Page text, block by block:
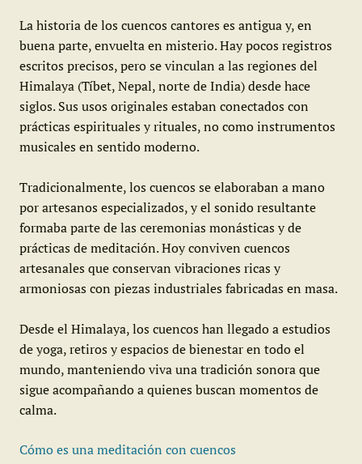
La historia de los cuencos cantores es antigua y, en
buena parte, envuelta en misterio. Hay pocos registros
escritos precisos, pero se vinculan a las regiones del
Himalaya (Tíbet, Nepal, norte de India) desde hace
siglos. Sus usos originales estaban conectados con
prácticas espirituales y rituales, no como instrumentos
musicales en sentido moderno.
Tradicionalmente, los cuencos se elaboraban a mano
por artesanos especializados, y el sonido resultante
formaba parte de las ceremonias monásticas y de
prácticas de meditación. Hoy conviven cuencos
artesanales que conservan vibraciones ricas y
armoniosas con piezas industriales fabricadas en masa.
Desde el Himalaya, los cuencos han llegado a estudios
de yoga, retiros y espacios de bienestar en todo el
mundo, manteniendo viva una tradición sonora que
sigue acompañando a quienes buscan momentos de
calma.
Cómo es una meditación con cuencos